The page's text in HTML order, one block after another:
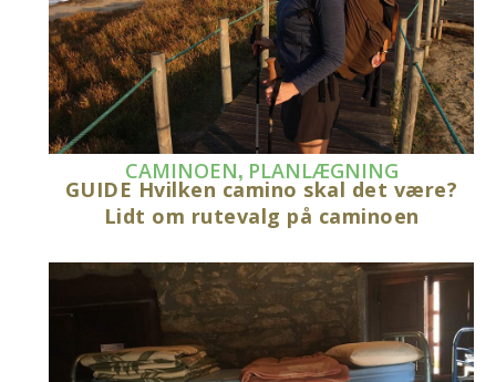
CAMINOEN, PLANLÆGNING
GUIDE Hvilken camino skal det være?
Lidt om rutevalg på caminoen